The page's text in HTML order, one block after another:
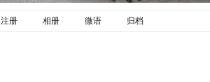
注册 相册 微语 归档